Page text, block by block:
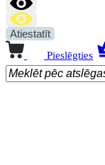
Atiestatīt
Pieslēgties